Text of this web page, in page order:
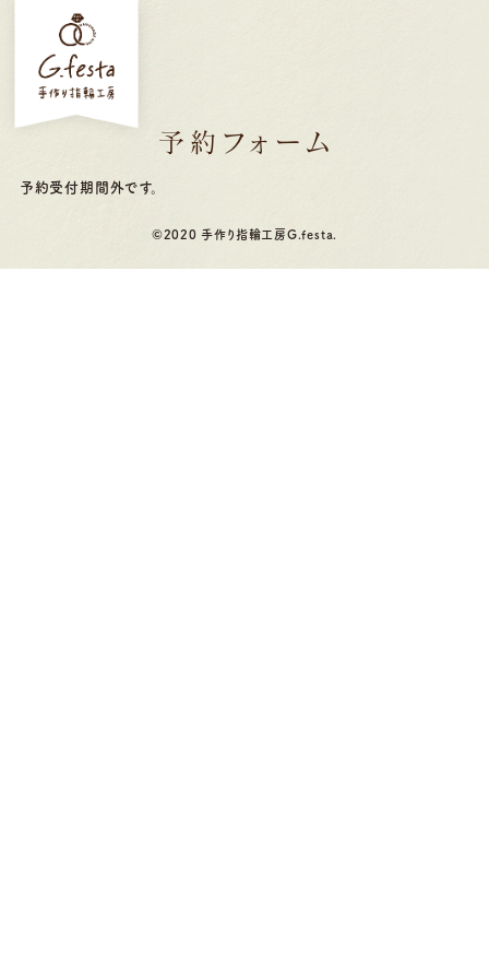
予約フォーム
予約受付期間外です。
©2020 手作り指輪工房G.festa.